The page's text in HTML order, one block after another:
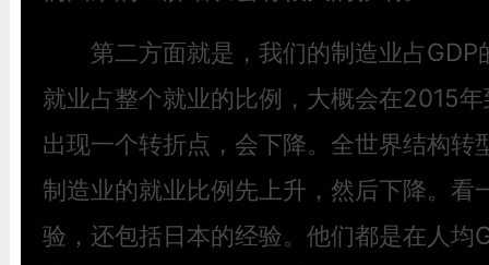
第二方面就是，我们的制造业占GDP
就业占整个就业的比例，大概会在2015
出现一个转折点，会下降。全世界结构转
制造业的就业比例先上升，然后下降。看
验，还包括日本的经验。他们都是在人